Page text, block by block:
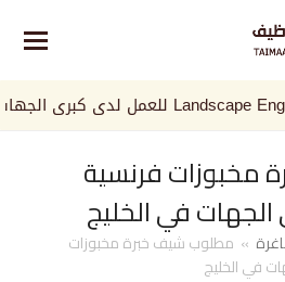
فرنسية
في الخليج
» مطلوب شيف خبرة مخبوزات
في الخليج